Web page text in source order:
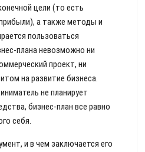
цели (то есть
а также методы и
пользоваться
плана невозможно ни
проект, ни
на развитие бизнеса.
не планирует
бизнес-план все равно
себя.
и в чем заключается его